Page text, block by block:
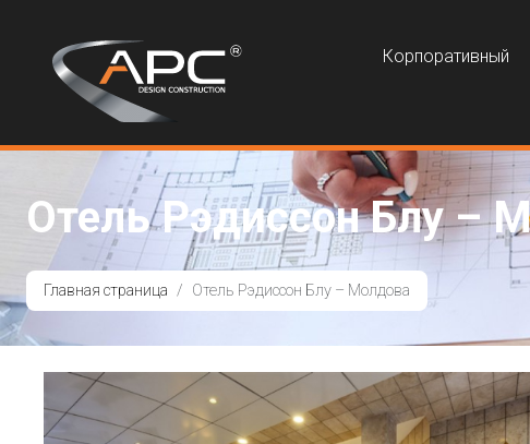
Корпоративный
Отель Рэдиссон Блу –
Главная страница Отель Рэдиссон Блу – Молдова